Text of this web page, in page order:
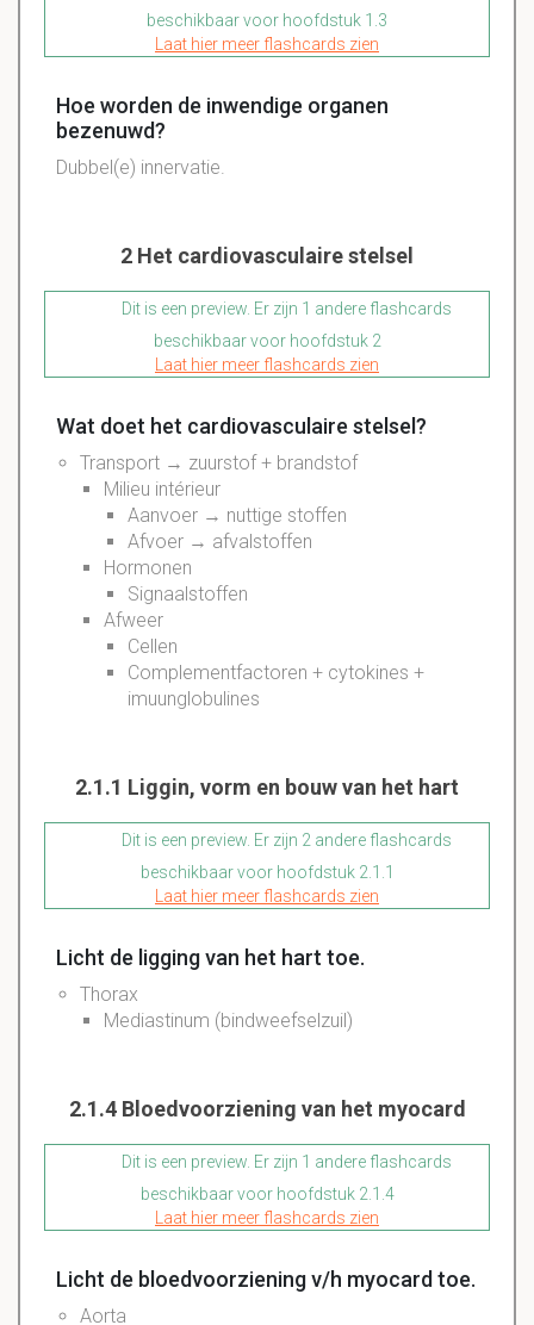
beschikbaar voor hoofdstuk 1.3
Laat hier meer flashcards zien
Hoe worden de inwendige organen
bezenuwd?
Dubbel(e) innervatie.
2 Het cardiovasculaire stelsel
Dit is een preview. Er zijn 1 andere flashcards
beschikbaar voor hoofdstuk 2
Laat hier meer flashcards zien
Wat doet het cardiovasculaire stelsel?
Transport → zuurstof + brandstof
Milieu intérieur
Aanvoer → nuttige stoffen
Afvoer → afvalstoffen
Hormonen
Signaalstoffen
Afweer
Cellen
Complementfactoren + cytokines +
imuunglobulines
2.1.1 Liggin, vorm en bouw van het hart
Dit is een preview. Er zijn 2 andere flashcards
beschikbaar voor hoofdstuk 2.1.1
Laat hier meer flashcards zien
Licht de ligging van het hart toe.
Thorax
Mediastinum (bindweefselzuil)
2.1.4 Bloedvoorziening van het myocard
Dit is een preview. Er zijn 1 andere flashcards
beschikbaar voor hoofdstuk 2.1.4
Laat hier meer flashcards zien
Licht de bloedvoorziening v/h myocard toe.
Aorta